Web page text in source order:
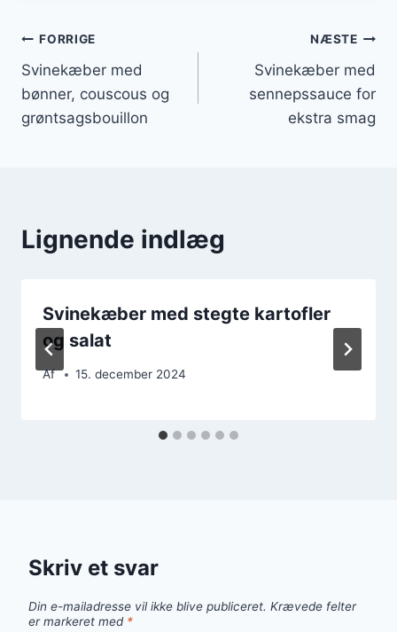
Indlægsnavigation
FORRIGE
Svinekæber med
bønner, couscous og
grøntsagsbouillon
NÆSTE
Svinekæber med
sennepssauce for
ekstra smag
Lignende indlæg
Svinekæber med stegte kartofler
og salat
Af 15. december 2024
Skriv et svar
Din e-mailadresse vil ikke blive publiceret. Krævede felter
er markeret med *